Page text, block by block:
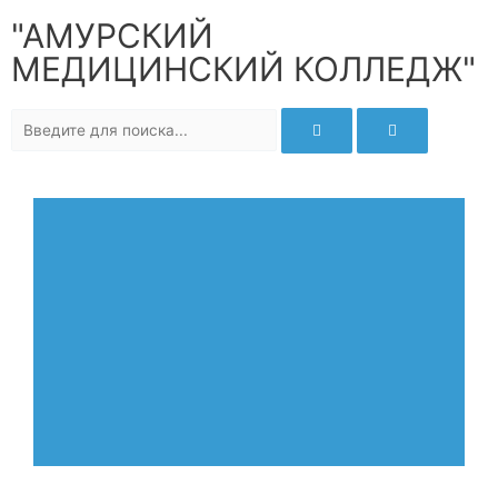
"АМУРСКИЙ
МЕДИЦИНСКИЙ КОЛЛЕДЖ"